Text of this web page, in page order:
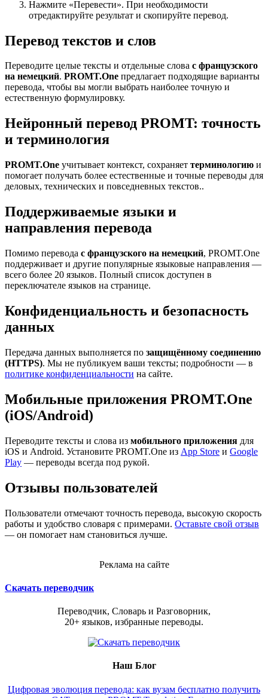
Нажмите «Перевести». При необходимости
отредактируйте результат и скопируйте перевод.
Перевод текстов и слов
Переводите целые тексты и отдельные слова с французского
на немецкий. PROMT.One предлагает подходящие варианты
перевода, чтобы вы могли выбрать наиболее точную и
естественную формулировку.
Нейронный перевод PROMT: точность
и терминология
PROMT.One учитывает контекст, сохраняет терминологию и
помогает получать более естественные и точные переводы для
деловых, технических и повседневных текстов..
Поддерживаемые языки и
направления перевода
Помимо перевода с французского на немецкий, PROMT.One
поддерживает и другие популярные языковые направления —
всего более 20 языков. Полный список доступен в
переключателе языков на странице.
Конфиденциальность и безопасность
данных
Передача данных выполняется по защищённому соединению
(HTTPS). Мы не публикуем ваши тексты; подробности — в
политике конфиденциальности на сайте.
Мобильные приложения PROMT.One
(iOS/Android)
Переводите тексты и слова из мобильного приложения для
iOS и Android. Установите PROMT.One из App Store и Google
Play — переводы всегда под рукой.
Отзывы пользователей
Пользователи отмечают точность перевода, высокую скорость
работы и удобство словаря с примерами. Оставьте свой отзыв
— он помогает нам становиться лучше.
Реклама на сайте
Скачать переводчик
Переводчик, Словарь и Разговорник,
20+ языков, избранные переводы.
Наш Блог
Цифровая эволюция перевода: как вузам бесплатно получить